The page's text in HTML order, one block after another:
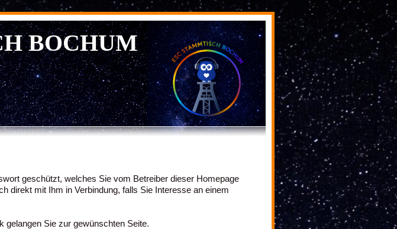
BOCHUM
geschützt, welches Sie vom Betreiber dieser Homepage
direkt mit Ihm in Verbindung, falls Sie Interesse an einem
gelangen Sie zur gewünschten Seite.